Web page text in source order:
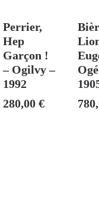
Perrier,
Hep
Garçon !
– Ogilvy –
1992
280,00€